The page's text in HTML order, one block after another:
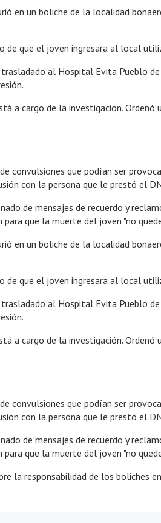
en un boliche de la localidad
de que el joven ingresara al local
al Hospital Evita Pueblo
a cargo de la investigación.
convulsiones que podían ser
con la persona que le prestó el
de mensajes de recuerdo y
que la muerte del joven "no
en un boliche de la localidad
de que el joven ingresara al local
al Hospital Evita Pueblo
a cargo de la investigación.
convulsiones que podían ser
con la persona que le prestó el
de mensajes de recuerdo y
que la muerte del joven "no
la responsabilidad de los boliches